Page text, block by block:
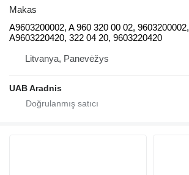
Makas
A9603200002, A 960 320 00 02, 9603200002,
A9603220420, 322 04 20, 9603220420
Litvanya, Panevėžys
UAB Aradnis